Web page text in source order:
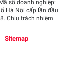
số doanh nghiệp:
Hà Nội cấp lần đầu
Chịu trách nhiệm
Sitemap